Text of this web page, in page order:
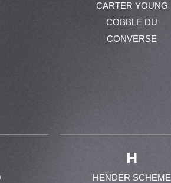
CARTER YOUNG
COBBLE DU
CONVERSE
H
HENDER SCHEME